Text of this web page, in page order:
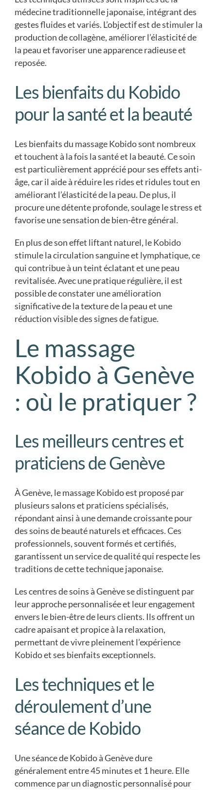
médecine traditionnelle japonaise, intégrant des
gestes fluides et variés. L’objectif est de stimuler la
production de collagène, améliorer l’élasticité de
la peau et favoriser une apparence radieuse et
reposée.
Les bienfaits du Kobido
pour la santé et la beauté
Les bienfaits du massage Kobido sont nombreux
et touchent à la fois la santé et la beauté. Ce soin
est particulièrement apprécié pour ses effets anti-
âge, car il aide à réduire les rides et ridules tout en
améliorant l’élasticité de la peau. De plus, il
procure une détente profonde, soulage le stress et
favorise une sensation de bien-être général.
En plus de son effet liftant naturel, le Kobido
stimule la circulation sanguine et lymphatique, ce
qui contribue à un teint éclatant et une peau
revitalisée. Avec une pratique régulière, il est
possible de constater une amélioration
significative de la texture de la peau et une
réduction visible des signes de fatigue.
Le massage
Kobido à Genève
: où le pratiquer ?
Les meilleurs centres et
praticiens de Genève
À Genève, le massage Kobido est proposé par
plusieurs salons et praticiens spécialisés,
répondant ainsi à une demande croissante pour
des soins de beauté naturels et efficaces. Ces
professionnels, souvent formés et certifiés,
garantissent un service de qualité qui respecte les
traditions de cette technique japonaise.
Les centres de soins à Genève se distinguent par
leur approche personnalisée et leur engagement
envers le bien-être de leurs clients. Ils offrent un
cadre apaisant et propice à la relaxation,
permettant de vivre pleinement l’expérience
Kobido et ses bienfaits exceptionnels.
Les techniques et le
déroulement d’une
séance de Kobido
Une séance de Kobido à Genève dure
généralement entre 45 minutes et 1 heure. Elle
commence par un diagnostic personnalisé pour